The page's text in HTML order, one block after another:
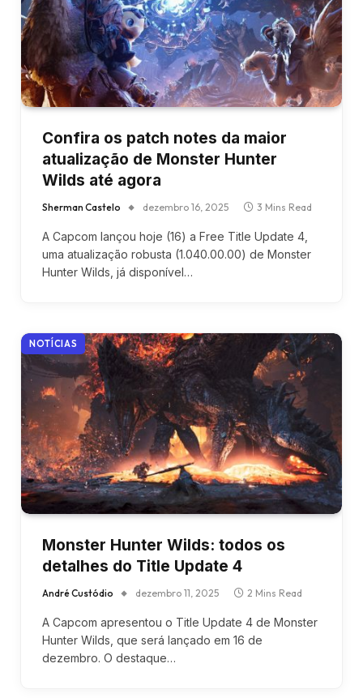
Confira os patch notes da maior
atualização de Monster Hunter
Wilds até agora
Sherman Castelo dezembro 16, 2025 3 Mins Read
A Capcom lançou hoje (16) a Free Title Update 4,
uma atualização robusta (1.040.00.00) de Monster
Hunter Wilds, já disponível…
NOTÍCIAS
Monster Hunter Wilds: todos os
detalhes do Title Update 4
André Custódio dezembro 11, 2025 2 Mins Read
A Capcom apresentou o Title Update 4 de Monster
Hunter Wilds, que será lançado em 16 de
dezembro. O destaque…